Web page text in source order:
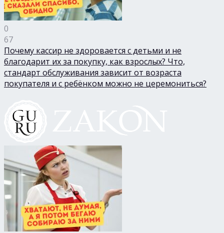
0
67
Почему кассир не здоровается с детьми и не
благодарит их за покупку, как взрослых? Что,
стандарт обслуживания зависит от возраста
покупателя и с ребёнком можно не церемониться?